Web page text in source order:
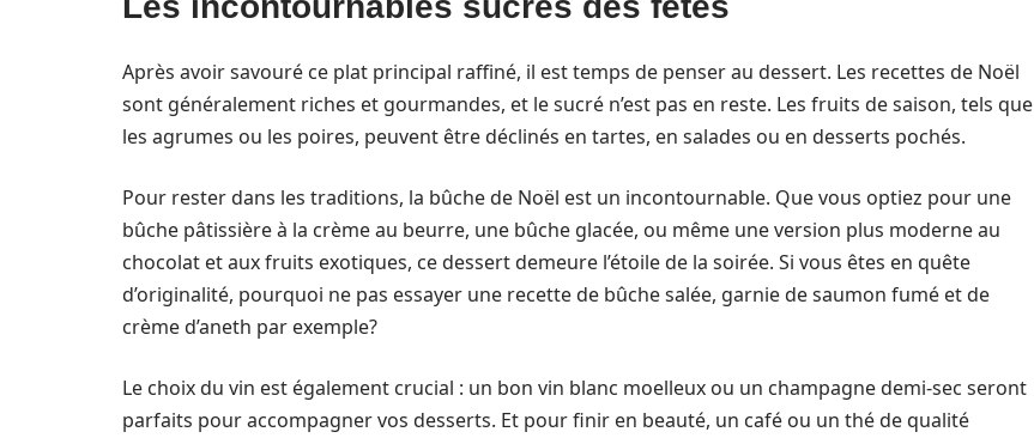
Après avoir savouré ce plat principal raffiné, il est temps de penser au dessert. Les recettes de Noël
sont généralement riches et gourmandes, et le sucré n’est pas en reste. Les fruits de saison, tels que
les agrumes ou les poires, peuvent être déclinés en tartes, en salades ou en desserts pochés.
Pour rester dans les traditions, la bûche de Noël est un incontournable. Que vous optiez pour une
bûche pâtissière à la crème au beurre, une bûche glacée, ou même une version plus moderne au
chocolat et aux fruits exotiques, ce dessert demeure l’étoile de la soirée. Si vous êtes en quête
d’originalité, pourquoi ne pas essayer une recette de bûche salée, garnie de saumon fumé et de
crème d’aneth par exemple?
Le choix du vin est également crucial : un bon vin blanc moelleux ou un champagne demi-sec seront
parfaits pour accompagner vos desserts. Et pour finir en beauté, un café ou un thé de qualité